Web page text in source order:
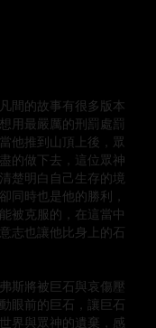
間的故事有很多版本
用最嚴厲的刑罰處罰
他推到山頂上後，眾
的做下去，這位眾神
楚明白自己生存的境
同時也是他的勝利，
被克服的，在這當中
志也讓他比身上的石
斯將被巨石與哀傷壓
眼前的巨石，讓巨石
界與眾神的遺棄，感